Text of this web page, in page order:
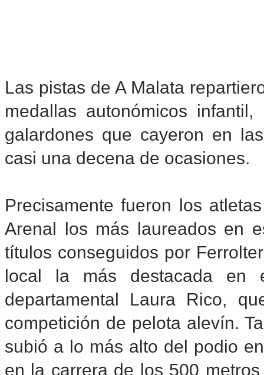
Las pistas de A Malata
medallas autonómicos
galardones que cayeron en
casi una decena de ocasiones.
Precisamente fueron los
Arenal los más laureados en
títulos conseguidos por
local la más destacada en
departamental Laura Rico,
competición de pelota alevín.
subió a lo más alto del podio
en la carrera de los 500